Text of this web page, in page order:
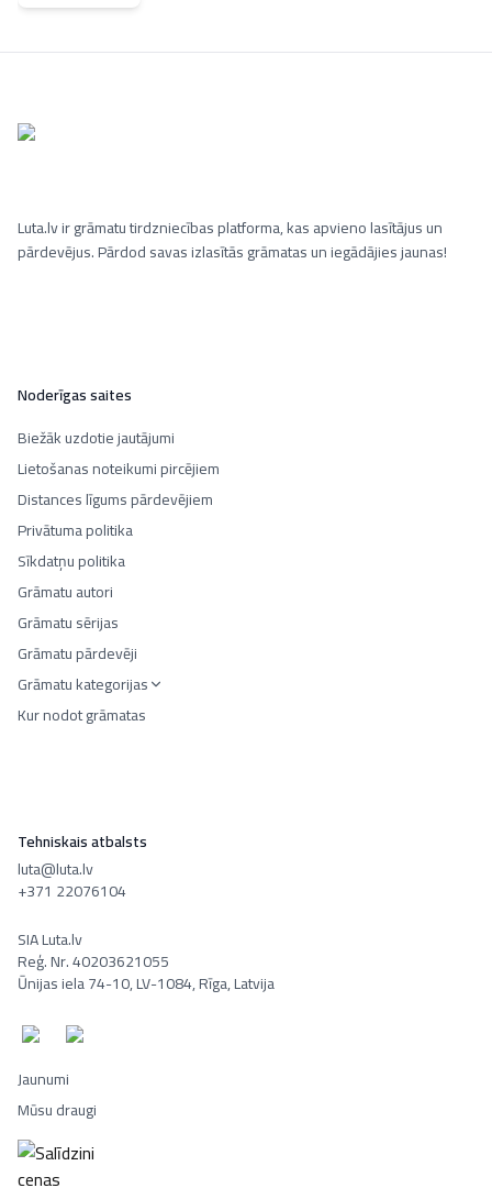
Luta.lv ir grāmatu tirdzniecības platforma, kas apvieno lasītājus un
pārdevējus. Pārdod savas izlasītās grāmatas un iegādājies jaunas!
Noderīgas saites
Biežāk uzdotie jautājumi
Lietošanas noteikumi pircējiem
Distances līgums pārdevējiem
Privātuma politika
Sīkdatņu politika
Grāmatu autori
Grāmatu sērijas
Grāmatu pārdevēji
Grāmatu kategorijas
Kur nodot grāmatas
Tehniskais atbalsts
luta@luta.lv
+371 22076104
SIA Luta.lv
Reģ. Nr. 40203621055
Ūnijas iela 74-10, LV-1084, Rīga, Latvija
Jaunumi
Mūsu draugi